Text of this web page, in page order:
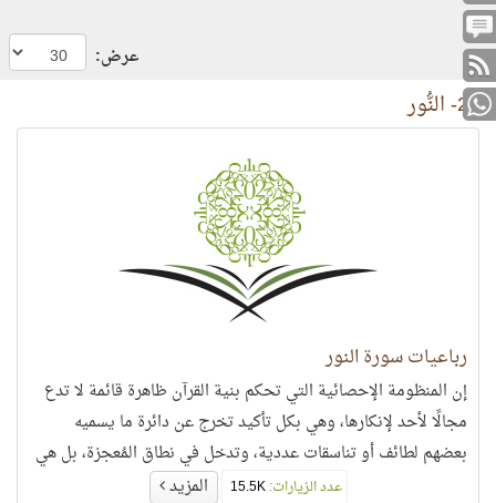
عرض:
24- النُّور
رباعيات سورة النور
إن المنظومة الإحصائية التي تحكم بنية القرآن ظاهرة قائمة لا تدع
مجالًا لأحد لإنكارها، وهي بكل تأكيد تخرج عن دائرة ما يسميه
بعضهم لطائف أو تناسقات عددية، وتدخل في نطاق المُعجزة، بل هي
أعجب عجائب القرآن،عدد الزيارات:15.5K المزيد